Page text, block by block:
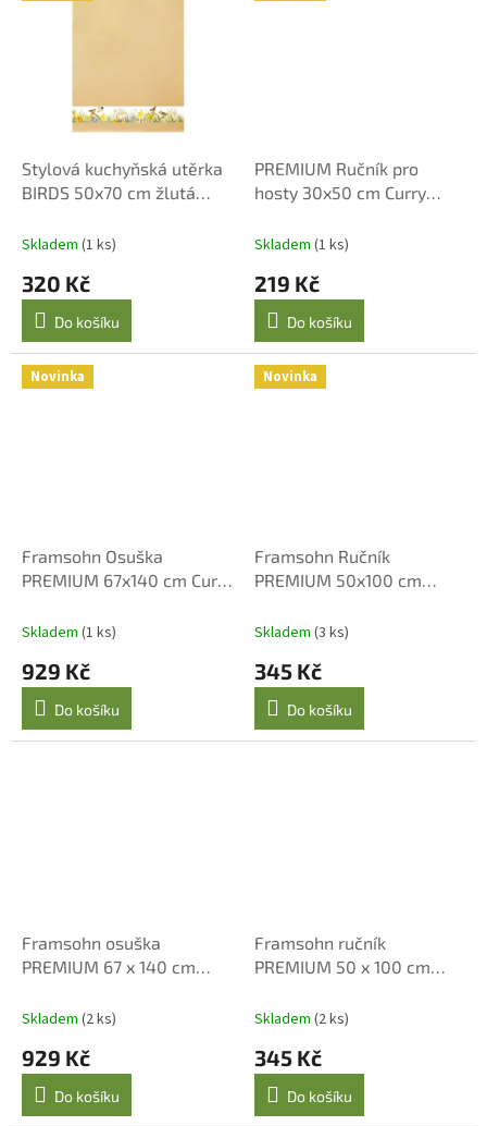
Stylová kuchyňská utěrka
BIRDS 50x70 cm žlutá
Skladem (1 ks)
320 Kč
Do košíku
PREMIUM Ručník pro
hosty 30x50 cm Curry
Skladem (1 ks)
219 Kč
Do košíku
Novinka
Framsohn Osuška
PREMIUM 67x140 cm Curry
Skladem (1 ks)
929 Kč
Do košíku
Novinka
Framsohn Ručník
PREMIUM 50x100 cm
Skladem (3 ks)
345 Kč
Do košíku
Framsohn osuška
PREMIUM 67 x 140 cm
Skladem (2 ks)
929 Kč
Do košíku
Framsohn ručník
PREMIUM 50 x 100 cm
Skladem (2 ks)
345 Kč
Do košíku